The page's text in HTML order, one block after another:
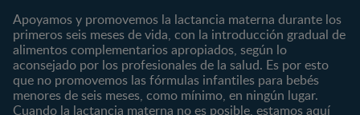
¿Quiénes somos?
Marcas y productos
Nuestros Productos
Nuestras Marcas
Embarazo
Posparto
0 a 4 meses
4 a 6 meses
6 a 8 meses
Nutrición
Salud
Maternidad
Paternidad
Vida en familia
Apoyamos y promovemos la lactancia materna durante los
primeros seis meses de vida, con la introducción gradual de
alimentos complementarios apropiados, según lo
aconsejado por los profesionales de la salud. Es por esto
que no promovemos las fórmulas infantiles para bebés
menores de seis meses, como mínimo, en ningún lugar.
Cuando la lactancia materna no es posible, estamos aquí